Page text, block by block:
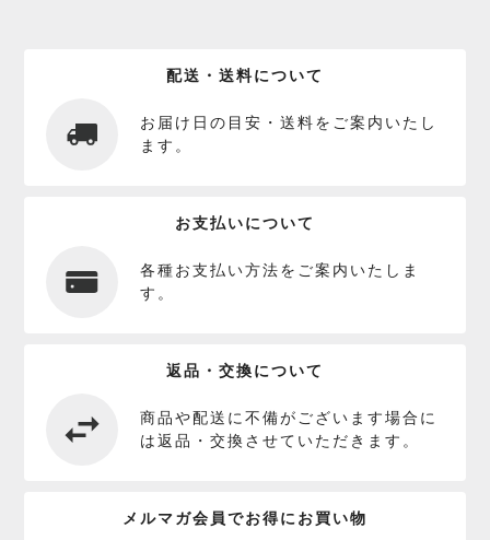
配送・送料について
お届け日の目安・送料をご案内いたし
ます。
お支払いについて
各種お支払い方法をご案内いたしま
す。
返品・交換について
商品や配送に不備がございます場合に
は返品・交換させていただきます。
メルマガ会員でお得にお買い物